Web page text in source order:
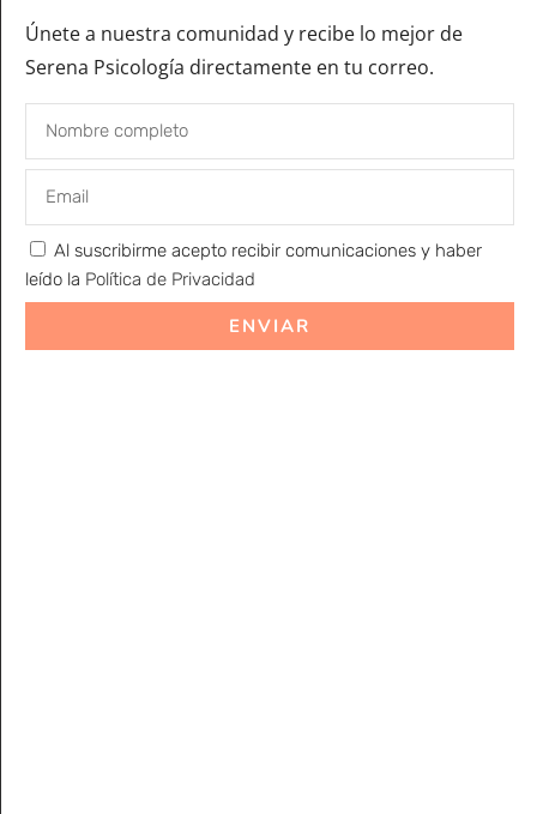
Únete a nuestra comunidad y recibe lo mejor de
Serena Psicología directamente en tu correo.
Al suscribirme acepto recibir comunicaciones y haber
leído la Política de Privacidad
ENVIAR